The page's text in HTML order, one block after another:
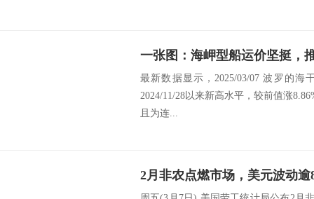
最新数据显示，2025/03/07 波罗的海
2024/11/28以来新高水平，较前值涨
且为连...
2月非农点燃市场，美元波动